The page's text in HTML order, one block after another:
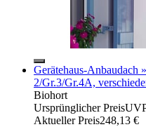
Gerätehaus-Anbaudach
2/Gr.3/Gr.4A,
Biohort
Ursprünglicher Preis
Aktueller Preis248,13 €